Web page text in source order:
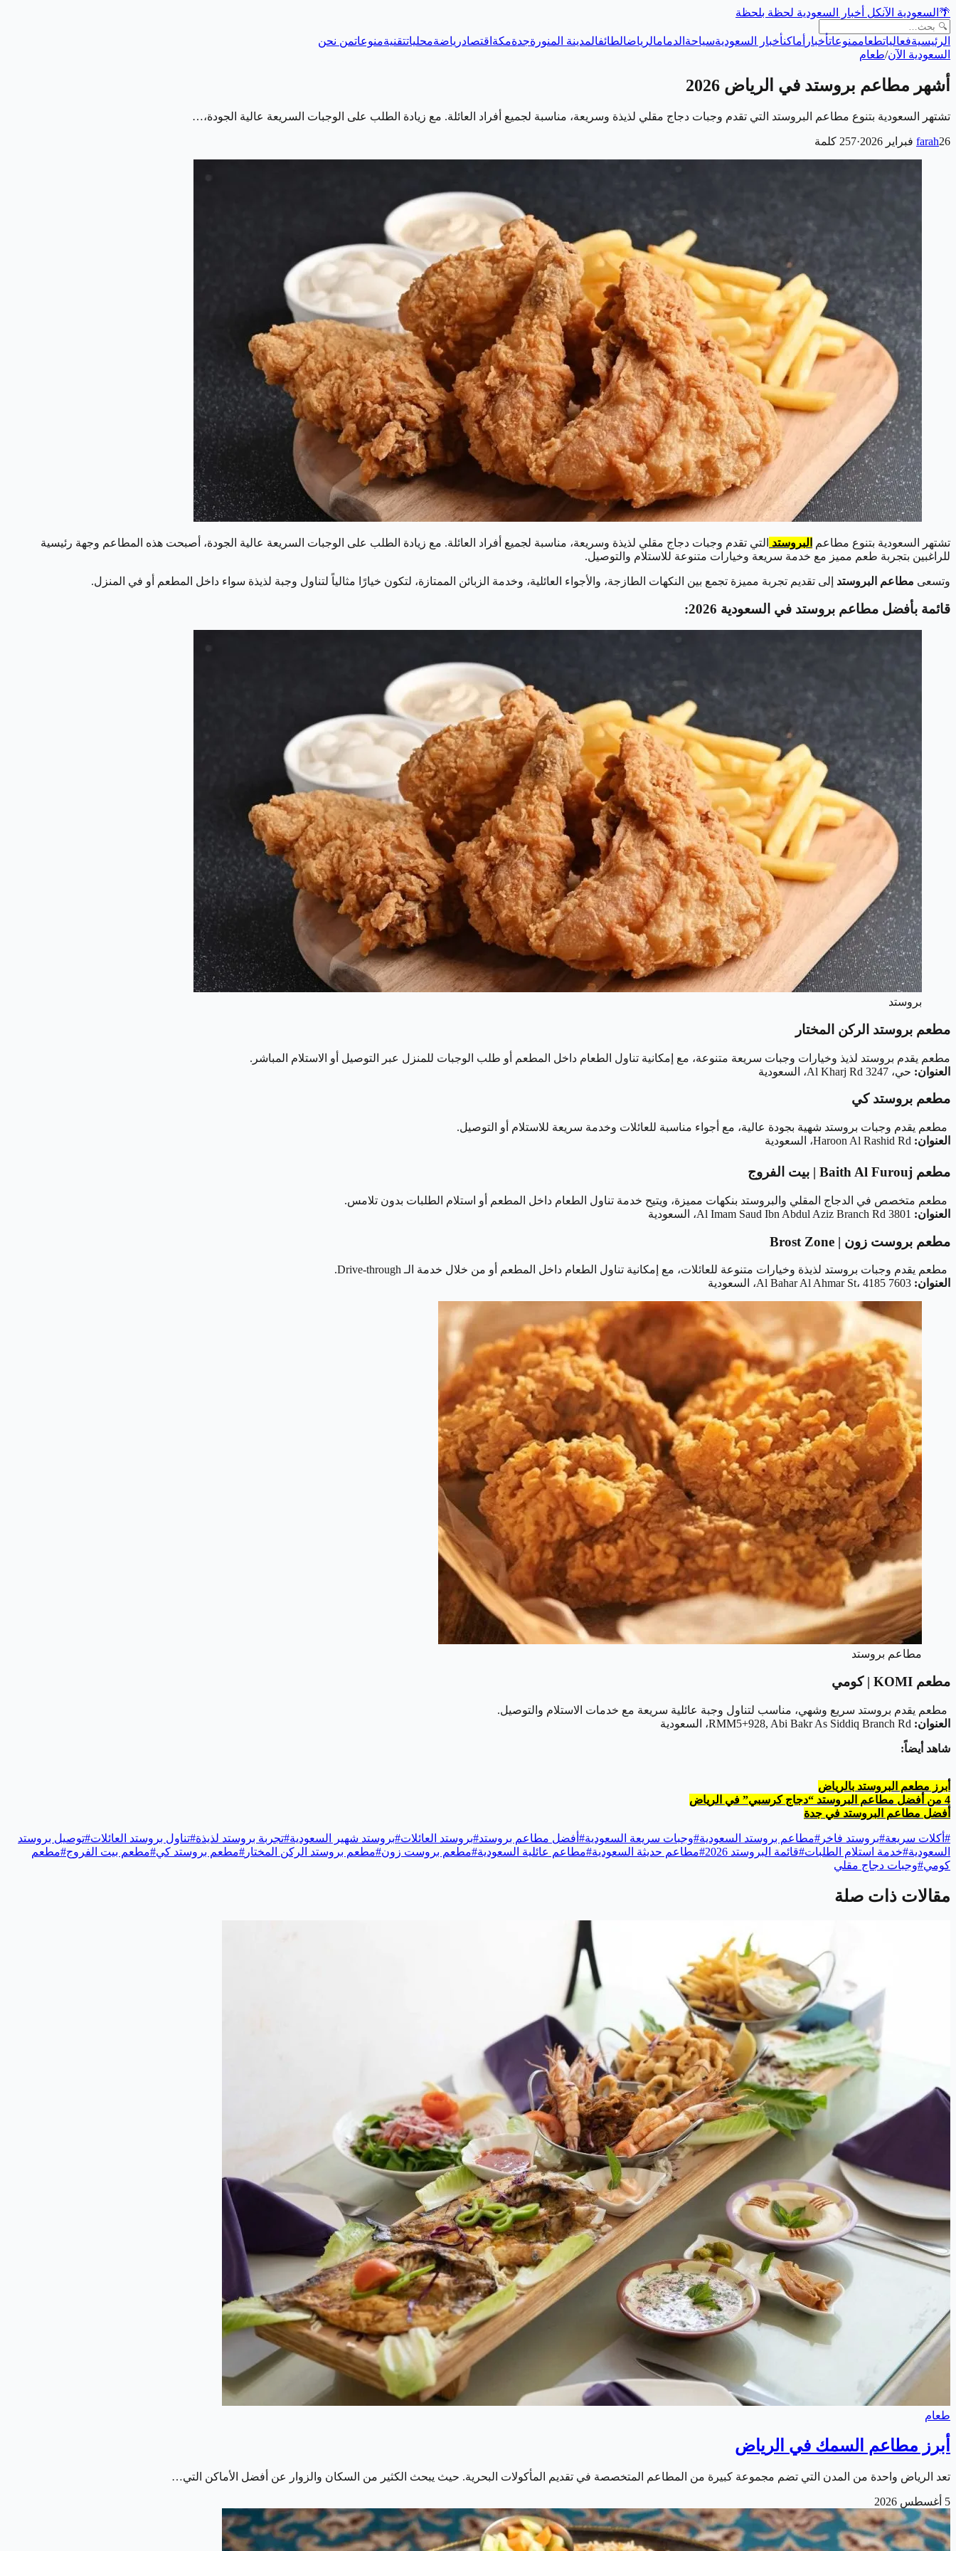
🌴 السعودية الآنكل أخبار السعودية لحظة بلحظة
الرئيسيةفعالياتطعاممنوعاتأخبار أماكنأخبار السعوديةسياحة الدمامالرياضالطائفالمدينة المنورةجدةمكة اقتصادرياضةمحلياتتقنيةمنوعاتمن نحن
السعودية الآن/طعام
أشهر مطاعم بروستد في الرياض 2026
تشتهر السعودية بتنوع مطاعم البروستد التي تقدم وجبات دجاج مقلي لذيذة وسريعة، مناسبة لجميع أفراد العائلة. مع زيادة الطلب على الوجبات السريعة عالية الجودة،…
farah26 فبراير 2026 ·
257 كلمة
تشتهر السعودية بتنوع مطاعم البروستد التي تقدم وجبات دجاج مقلي لذيذة وسريعة، مناسبة لجميع أفراد العائلة. مع زيادة الطلب على الوجبات السريعة عالية الجودة، أصبحت هذه المطاعم وجهة رئيسية
للراغبين بتجربة طعم مميز مع خدمة سريعة وخيارات متنوعة للاستلام والتوصيل.
وتسعى مطاعم البروستد إلى تقديم تجربة مميزة تجمع بين النكهات الطازجة، والأجواء العائلية، وخدمة الزبائن الممتازة، لتكون خيارًا مثالياً لتناول وجبة لذيذة سواء داخل المطعم أو في المنزل.
قائمة بأفضل مطاعم بروستد في السعودية 2026:
بروستد
مطعم بروستد الركن المختار
مطعم يقدم بروستد لذيذ وخيارات وجبات سريعة متنوعة، مع إمكانية تناول الطعام داخل المطعم أو طلب الوجبات للمنزل عبر التوصيل أو الاستلام المباشر.
العنوان: حي، 3247 Al Kharj Rd، السعودية
مطعم بروستد كي
مطعم يقدم وجبات بروستد شهية بجودة عالية، مع أجواء مناسبة للعائلات وخدمة سريعة للاستلام أو التوصيل.
العنوان:
مطعم Baith Al Furouj | بيت الفروج
مطعم متخصص في الدجاج المقلي والبروستد بنكهات مميزة، ويتيح خدمة تناول الطعام داخل المطعم أو استلام الطلبات بدون تلامس.
العنوان:
مطعم بروست زون | Brost Zone
مطعم يقدم وجبات بروستد لذيذة وخيارات متنوعة للعائلات، مع إمكانية تناول الطعام داخل المطعم أو من خلال خدمة الـ Drive-through.
العنوان:
مطاعم بروستد
مطعم KOMI | كومي
مطعم يقدم بروستد سريع وشهي، مناسب لتناول وجبة عائلية سريعة مع خدمات الاستلام والتوصيل.
العنوان:
شاهد أيضاً:
أبرز مطعم البروستد بالرياض
4 من أفضل مطاعم البروستد “دجاج كرسبي” في الرياض
أفضل مطاعم البروستد في جدة
# أكلات سريعة#بروستد فاخر #مطاعم بروستد السعودية#وجبات سريعة السعودية# أفضل مطاعم بروستد#بروستد العائلات#بروستد شهير السعودية#تجربة بروستد لذيذة#تناول بروستد العائلات#توصيل بروستد
السعودية#خدمة استلام الطلبات#قائمة البروستد 2026 #مطاعم حديثة السعودية#مطاعم عائلية السعودية#مطعم بروست زون#مطعم بروستد الركن المختار #مطعم بروستد كي#مطعم بيت الفروج#مطعم
كومي#وجبات دجاج مقلي
مقالات ذات صلة
طعام
أبرز مطاعم السمك في الرياض
تعد الرياض واحدة من المدن التي تضم مجموعة كبيرة من المطاعم المتخصصة في تقديم المأكولات البحرية. حيث يبحث الكثير من السكان والزوار عن أفضل الأماكن التي…
5 أغسطس 2026